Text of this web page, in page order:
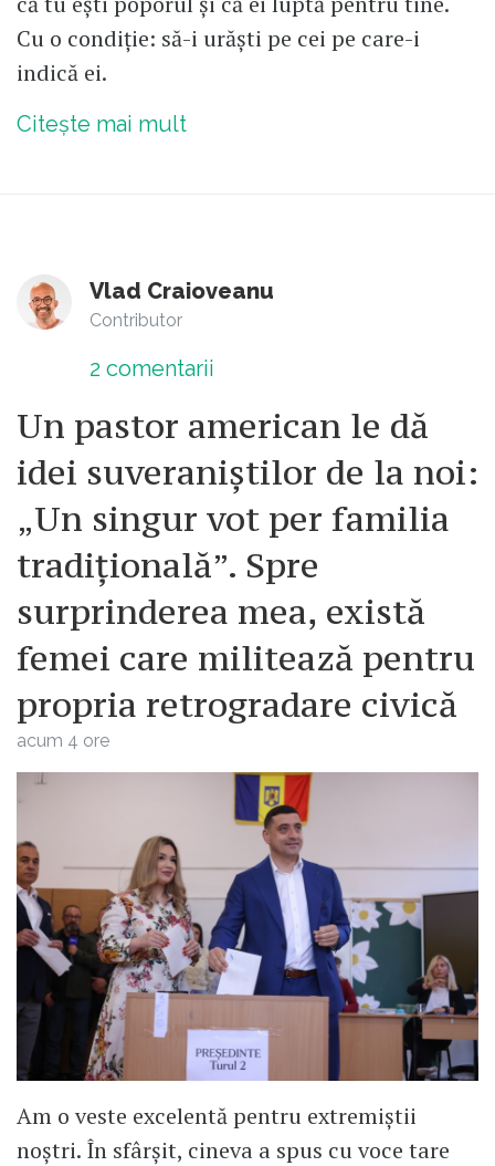
Nu toţi devenim filologi. Exemplul de
sus e cel mai simplu, însă nenorocirile
pe care le regurgitează elevii la
bacalaureat sunt crunte.
Cu o condiție: să-i urăști pe cei pe care-i
indică ei.
Citește mai mult
Vlad Craioveanu
Contributor
2 comentarii
Un pastor american le dă
idei suveraniștilor de la noi:
„Un singur vot per familia
tradițională”. Spre
surprinderea mea, există
femei care militează pentru
propria retrogradare civică
acum 4 ore
Am o veste excelentă pentru extremiștii
noștri. În sfârșit, cineva a spus cu voce tare